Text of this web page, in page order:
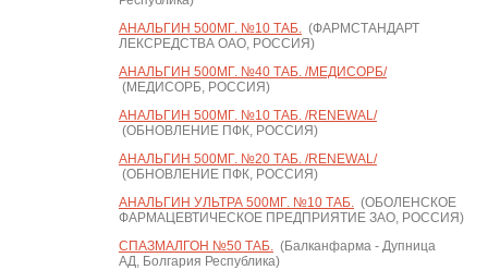
АНАЛЬГИН 500МГ. №10 ТАБ.(ФАРМСТАНДАРТ
ЛЕКСРЕДСТВА ОАО, РОССИЯ)
АНАЛЬГИН 500МГ. №40 ТАБ. /МЕДИСОРБ/
(МЕДИСОРБ, РОССИЯ)
АНАЛЬГИН 500МГ. №10 ТАБ. /RENEWAL/
(ОБНОВЛЕНИЕ ПФК, РОССИЯ)
АНАЛЬГИН 500МГ. №20 ТАБ. /RENEWAL/
(ОБНОВЛЕНИЕ ПФК, РОССИЯ)
АНАЛЬГИН УЛЬТРА 500МГ. №10 ТАБ.(ОБОЛЕНСКОЕ
ФАРМАЦЕВТИЧЕСКОЕ ПРЕДПРИЯТИЕ ЗАО, РОССИЯ)
СПАЗМАЛГОН №50 ТАБ.(Балканфарма - Дупница
АД, Болгария Республика)